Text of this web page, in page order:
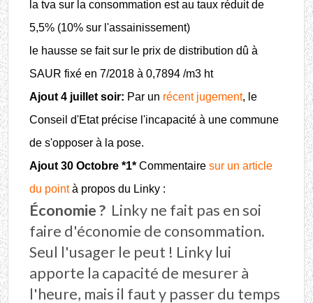
la tva sur la consommation est au taux réduit de
5,5% (10% sur l'assainissement)
le hausse se fait sur le prix de distribution dû à
SAUR fixé en 7/2018 à 0,7894 /m3 ht
Ajout 4 juillet soir: Par un récent jugement, le
Conseil d'Etat précise l'incapacité à une commune
de s'opposer à la pose.
Ajout 30 Octobre *1*Commentairesur un article
du pointà propos du Linky :
Économie ? Linky ne fait pas en soi
faire d'économie de consommation.
Seul l'usager le peut ! Linky lui
apporte la capacité de mesurer à
l'heure, mais il faut y passer du temps